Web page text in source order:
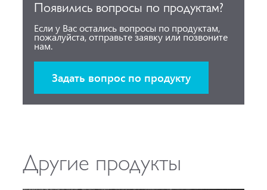
Появились вопросы по продуктам?
Если у Вас остались вопросы по продуктам,
пожалуйста, отправьте заявку или позвоните
нам.
Задать вопрос по продукту
Другие продукты